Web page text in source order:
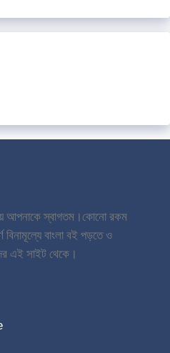
আপনাকে স্বাগতম।কোনো রকম
বিনামূল্যে বাংলা বই পড়তে ও
এই সাইট থেকে।